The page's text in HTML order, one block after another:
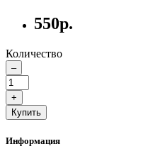
550р.
Количество
–
+
Купить
Информация